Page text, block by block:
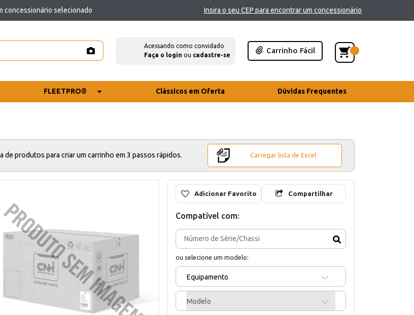
concessionário selecionado Insira o seu CEP para encontrar um concessionário
Acessando como convidado
Faça o login ou cadastre-se
Carrinho Fácil
FLEETPRO® Clássicos em Oferta Dúvidas Frequentes
de produtos para criar um carrinho em 3 passos rápidos. Carregar lista de Excel
Adicionar Favorito Compartilhar
Compativel com:
ou selecione um modelo:
Equipamento
Modelo